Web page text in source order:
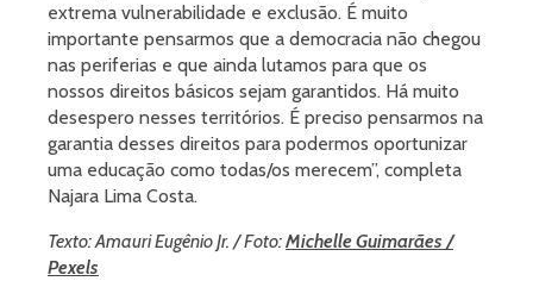
extrema vulnerabilidade e exclusão. É muito
importante pensarmos que a democracia não chegou
nas periferias e que ainda lutamos para que os
nossos direitos básicos sejam garantidos. Há muito
desespero nesses territórios. É preciso pensarmos na
garantia desses direitos para podermos oportunizar
uma educação como todas/os merecem”, completa
Najara Lima Costa.
Texto: Amauri Eugênio Jr. / Foto:Michelle Guimarães /
Pexels